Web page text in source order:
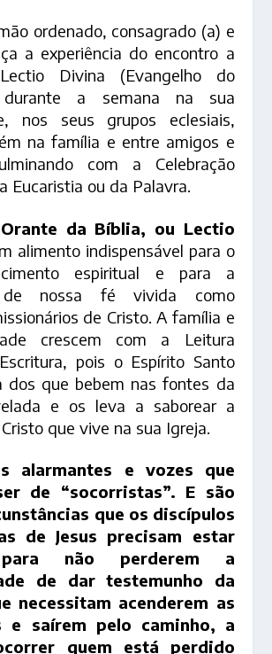
ordenado, consagrado (a) e
a experiência do encontro a
Divina (Evangelho do
durante a semana na sua
nos seus grupos eclesiais,
na família e entre amigos e
com a Celebração
Eucaristia ou da Palavra.
da Bíblia, ou Lectio
alimento indispensável para o
espiritual e para a
de nossa fé vivida como
de Cristo. A família e
crescem com a Leitura
pois o Espírito Santo
dos que bebem nas fontes da
e os leva a saborear a
que vive na sua Igreja.
alarmantes e vozes que
de “socorristas”. E são
que os discípulos
de Jesus precisam estar
não perderem a
de dar testemunho da
necessitam acenderem as
e saírem pelo caminho, a
quem está perdido